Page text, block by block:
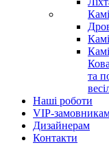
та
Наші роботи
VIP-
Дизайнерам
Контакти